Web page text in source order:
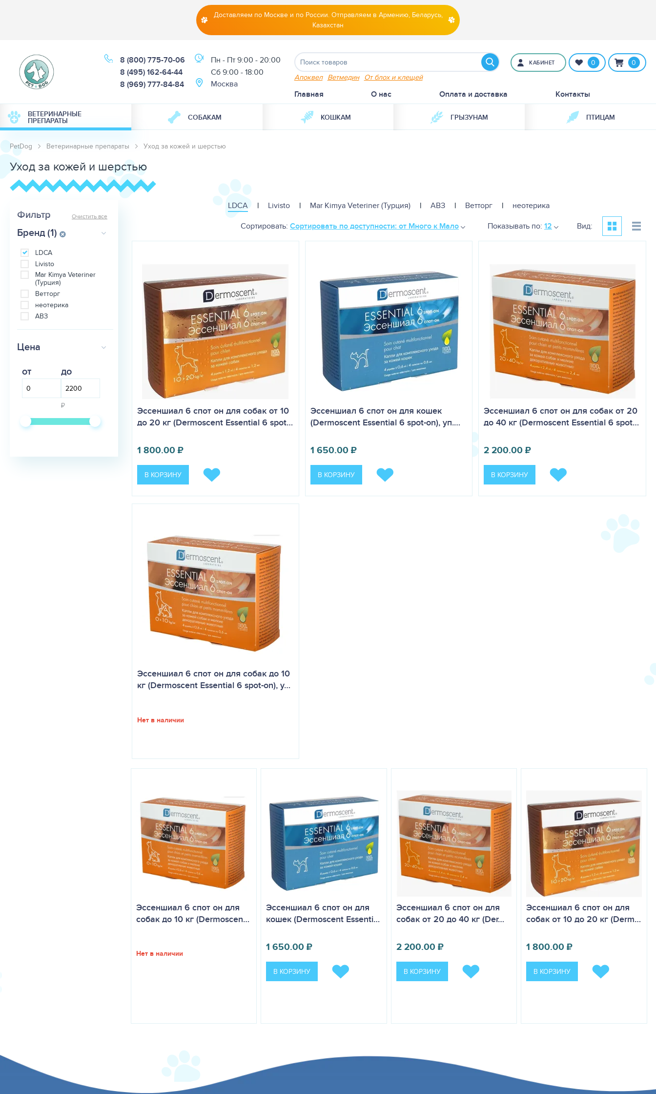
Доставляем по Москве и по России. Отправляем в Армению, Беларусь,
Казахстан
8 (800) 775-70-06
8 (495) 162-64-44
8 (969) 777-84-84
Пн - Пт 9:00 - 20:00
Cб 9:00 - 18:00
Москва
Апоквел Ветмедин От блох и клещей
КАБИНЕТ 0 0
Главная О нас Оплата и доставка Контакты
ВЕТЕРИНАРНЫЕ
ПРЕПАРАТЫ СОБАКАМ КОШКАМ ГРЫЗУНАМ ПТИЦАМ
PetDog Ветеринарные препараты Уход за кожей и шерстью
Уход за кожей и шерстью
Фильтр Очистить все
Бренд (1)
LDCA
Livisto
Mar Kimya Veteriner
(Турция)
Ветторг
неотерика
АВЗ
Цена
от
до
₽
LDCA | Livisto | Mar Kimya Veteriner (Турция) | АВЗ | Ветторг |
неотерика
Сортировать: Сортировать по доступности: от Много к Мало Показывать по: 12 Вид:
Эссеншиал 6 спот он для собак от 10
до 20 кг (Dermoscent Essential 6 spot…
1 800.00₽
В КОРЗИНУ
Эссеншиал 6 спот он для кошек
(Dermoscent Essential 6 spot-on), уп.…
1 650.00₽
В КОРЗИНУ
Эссеншиал 6 спот он для собак от 20
до 40 кг (Dermoscent Essential 6 spot…
2 200.00₽
В КОРЗИНУ
Эссеншиал 6 спот он для собак до 10
кг (Dermoscent Essential 6 spot-on), у…
Нет в наличии
Эссеншиал 6 спот он для
собак до 10 кг (Dermoscen…
Нет в наличии
Эссеншиал 6 спот он для
кошек (Dermoscent Essenti…
1 650.00₽
В КОРЗИНУ
Эссеншиал 6 спот он для
собак от 20 до 40 кг (Der…
2 200.00₽
В КОРЗИНУ
Эссеншиал 6 спот он для
собак от 10 до 20 кг (Derm…
1 800.00₽
В КОРЗИНУ